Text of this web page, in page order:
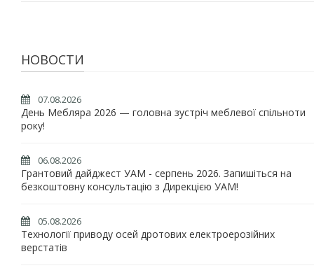
НОВОСТИ
07.08.2026
День Мебляра 2026 — головна зустріч меблевої спільноти
року!
06.08.2026
Грантовий дайджест УАМ - серпень 2026. Запишіться на
безкоштовну консультацію з Дирекцією УАМ!
05.08.2026
Технології приводу осей дротових електроерозійних
верстатів